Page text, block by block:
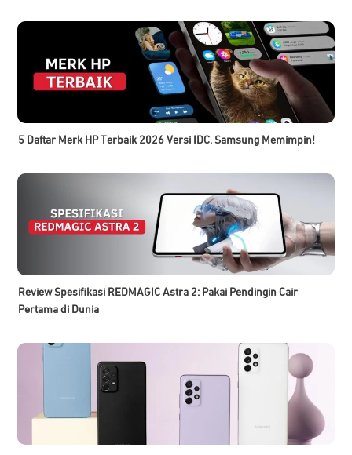
5 Daftar Merk HP Terbaik 2026 Versi IDC, Samsung Memimpin!
Review Spesifikasi REDMAGIC Astra 2: Pakai Pendingin Cair
Pertama di Dunia